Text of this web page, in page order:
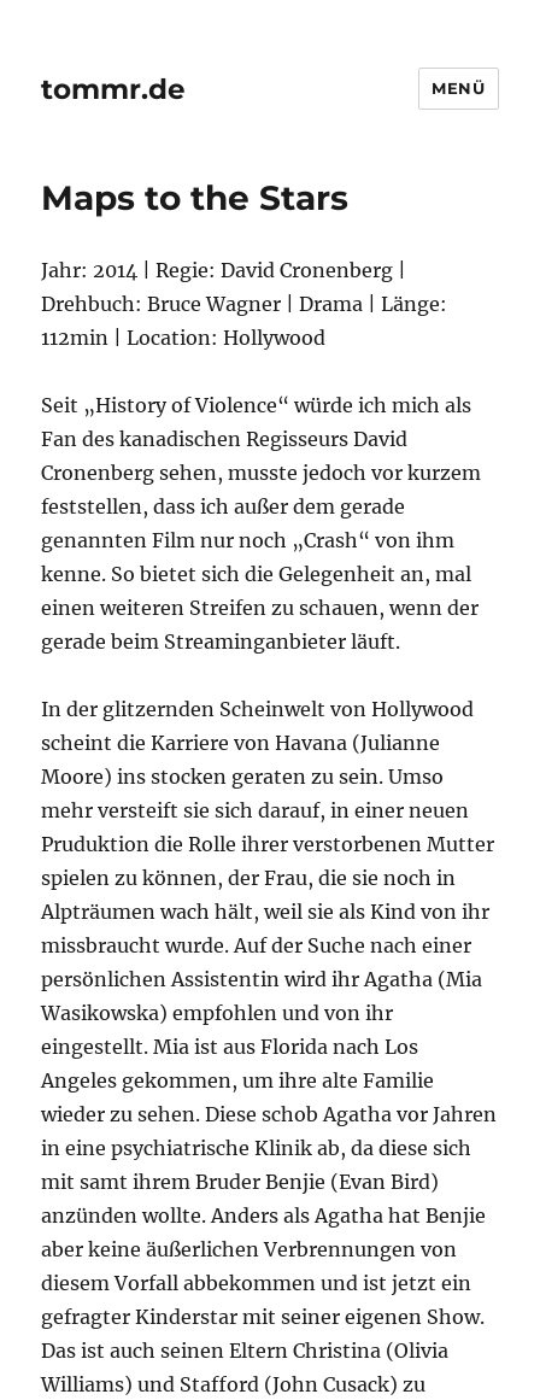
tommr.de MENÜ
Maps to the Stars
Jahr: 2014 | Regie: David Cronenberg |
Drehbuch: Bruce Wagner | Drama | Länge:
112min | Location: Hollywood
Seit „History of Violence“ würde ich mich als
Fan des kanadischen Regisseurs David
Cronenberg sehen, musste jedoch vor kurzem
feststellen, dass ich außer dem gerade
genannten Film nur noch „Crash“ von ihm
kenne. So bietet sich die Gelegenheit an, mal
einen weiteren Streifen zu schauen, wenn der
gerade beim Streaminganbieter läuft.
In der glitzernden Scheinwelt von Hollywood
scheint die Karriere von Havana (Julianne
Moore) ins stocken geraten zu sein. Umso
mehr versteift sie sich darauf, in einer neuen
Pruduktion die Rolle ihrer verstorbenen Mutter
spielen zu können, der Frau, die sie noch in
Alpträumen wach hält, weil sie als Kind von ihr
missbraucht wurde. Auf der Suche nach einer
persönlichen Assistentin wird ihr Agatha (Mia
Wasikowska) empfohlen und von ihr
eingestellt. Mia ist aus Florida nach Los
Angeles gekommen, um ihre alte Familie
wieder zu sehen. Diese schob Agatha vor Jahren
in eine psychiatrische Klinik ab, da diese sich
mit samt ihrem Bruder Benjie (Evan Bird)
anzünden wollte. Anders als Agatha hat Benjie
aber keine äußerlichen Verbrennungen von
diesem Vorfall abbekommen und ist jetzt ein
gefragter Kinderstar mit seiner eigenen Show.
Das ist auch seinen Eltern Christina (Olivia
Williams) und Stafford (John Cusack) zu